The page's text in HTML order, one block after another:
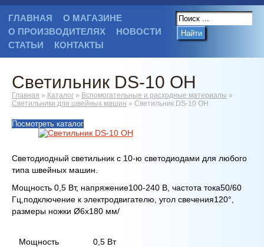
ГЛАВНАЯ
О МАГАЗИНЕ
О ПРОИЗВОДИТЕЛЯХ
НОВОСТИ
СТАТЬИ
КОНТАКТЫ
Найти
Светильник DS-10 OH
Главная » Каталог » Вспомогательные и расходные материалы »
Светильники для швейных машин » Светильник DS-10 OH
Посмотреть каталог
Светодиодный светильник с 10-ю светодиодами для любого
типа швейных машин.
Мощность 0,5 Вт, напряжение100-240 В, частота тока50/60
Гц,подключение к электродвигателю, угол свечения120°,
размеры ножки Ø6x180 мм/
Мощность
0,5 Вт